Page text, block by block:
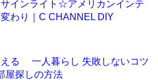
インライト☆アメリカンインテ
わり｜C CHANNEL DIY
える 一人暮らし 失敗しないコツ
屋探しの方法